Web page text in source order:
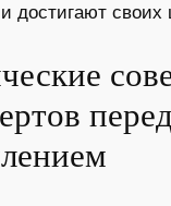
достигают своих
перед